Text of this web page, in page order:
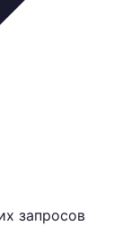
запросов